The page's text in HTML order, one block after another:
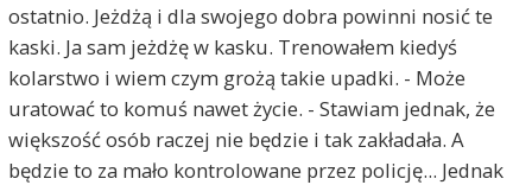
ostatnio. Jeżdżą i dla swojego dobra powinni nosić te
kaski. Ja sam jeżdżę w kasku. Trenowałem kiedyś
kolarstwo i wiem czym grożą takie upadki. - Może
uratować to komuś nawet życie. - Stawiam jednak, że
większość osób raczej nie będzie i tak zakładała. A
będzie to za mało kontrolowane przez policję... Jednak